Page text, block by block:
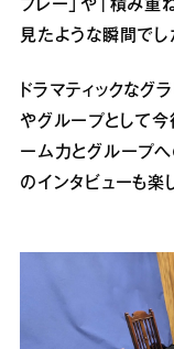
プレー」や「積み重
見たような瞬間でし
ドラマティックなグ
やグループとして今
ーム力とグループへ
のインタビューも楽